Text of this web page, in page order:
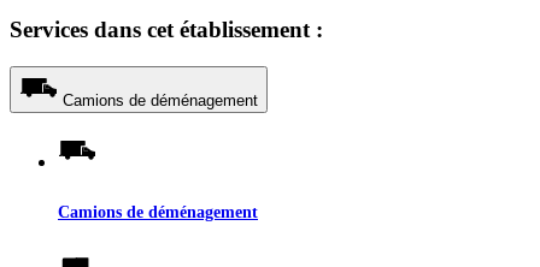
Services dans cet établissement :
Camions de déménagement
Camions de déménagement